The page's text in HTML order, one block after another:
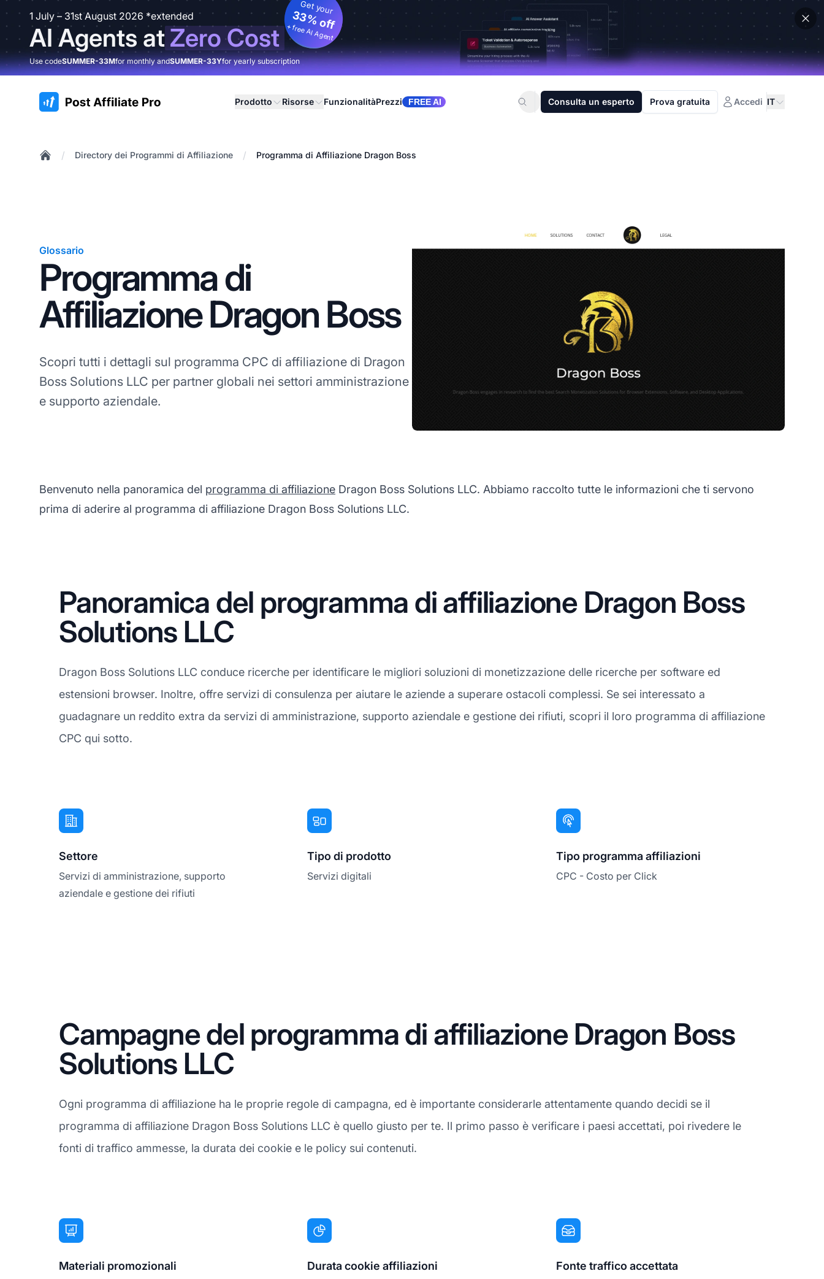
1 July – 31st August 2026 *extended
AI Agents atZero Cost
Get your
33% off
+ free AI Agent
Use codeSUMMER-33Mfor monthly andSUMMER-33Yfor yearly subscription
:site.title Prodotto Risorse FunzionalitàPrezzi FREE AI Consulta un esperto Prova gratuita Accedi IT
/ Directory dei Programmi di Affiliazione / Programma di Affiliazione Dragon Boss
Glossario
Programma di
Affiliazione Dragon Boss
Scopri tutti i dettagli sul programma CPC di affiliazione di Dragon
Boss Solutions LLC per partner globali nei settori amministrazione
e supporto aziendale.
Benvenuto nella panoramica del programma di affiliazione Dragon Boss Solutions LLC. Abbiamo raccolto tutte le informazioni che ti servono
prima di aderire al programma di affiliazione Dragon Boss Solutions LLC.
Panoramica del programma di affiliazione Dragon Boss
Solutions LLC
Dragon Boss Solutions LLC conduce ricerche per identificare le migliori soluzioni di monetizzazione delle ricerche per software ed
estensioni browser. Inoltre, offre servizi di consulenza per aiutare le aziende a superare ostacoli complessi. Se sei interessato a
guadagnare un reddito extra da servizi di amministrazione, supporto aziendale e gestione dei rifiuti, scopri il loro programma di affiliazione
CPC qui sotto.
Settore
Servizi di amministrazione, supporto
aziendale e gestione dei rifiuti
Tipo di prodotto
Servizi digitali
Tipo programma affiliazioni
CPC - Costo per Click
Campagne del programma di affiliazione Dragon Boss
Solutions LLC
Ogni programma di affiliazione ha le proprie regole di campagna, ed è importante considerarle attentamente quando decidi se il
programma di affiliazione Dragon Boss Solutions LLC è quello giusto per te. Il primo passo è verificare i paesi accettati, poi rivedere le
fonti di traffico ammesse, la durata dei cookie e le policy sui contenuti.
Materiali promozionali Durata cookie affiliazioni Fonte traffico accettata